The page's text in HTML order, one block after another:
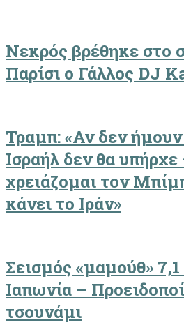
Νεκρός βρέθηκε στο
Παρίσι ο Γάλλος DJ
Τραμπ: «Αν δεν
Ισραήλ δεν θα
χρειάζομαι τον
κάνει το Ιράν»
Σεισμός «μαμούθ»
Ιαπωνία –
τσουνάμι